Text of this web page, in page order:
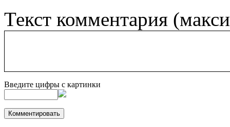
Текст комментария
Введите цифры с картинки